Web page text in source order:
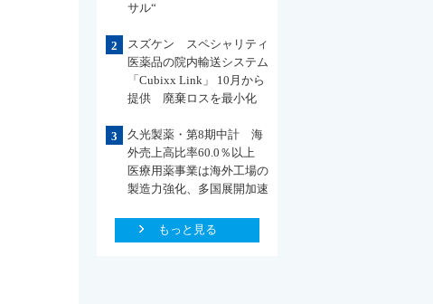
サル“
2
スズケン スペシャリティ
医薬品の院内輸送システム
「Cubixx Link」 10月から
提供 廃棄ロスを最小化
3
久光製薬・第8期中計 海
外売上高比率60.0％以上
医療用薬事業は海外工場の
製造力強化、多国展開加速
もっと見る